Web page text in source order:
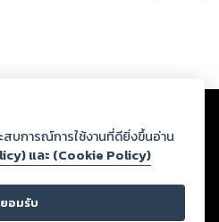
บไซต์และปรากฏว่าละเมิดสิทธิใน
ดต่อกฎหมายและศีลธรรม ดังนั้น ผู้อ่าน
กรองด้วยตนเอง และหากท่านพบว่าส่วน
กรุณาแจ้งมายังบริษัท เพื่อทีมงานจะได้
กขอสงวนลิขสิทธิ์ตามพระราชบัญญัติ
สบการณ์การใช้งานที่ดียิ่งขึ้นอ่าน
และ (Cookie Policy)
ยอมรับ